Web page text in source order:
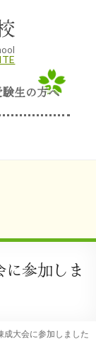
験生の方へ
に参加しま
成大会に参加しました